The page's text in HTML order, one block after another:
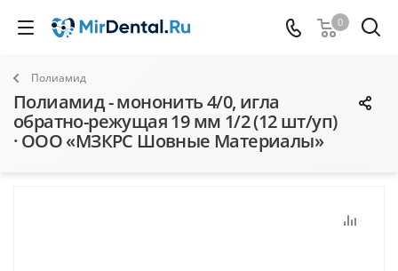
0
Полиамид
Полиамид - мононить 4/0, игла
обратно-режущая 19 мм 1/2 (12 шт/уп)
· ООО «МЗКРС Шовные Материалы»